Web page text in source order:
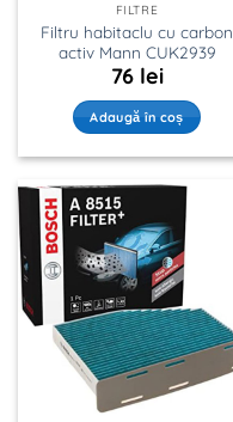
FILTRE
Filtru habitaclu cu carbon
activ Mann CUK2939
76 lei
Adaugă în coș